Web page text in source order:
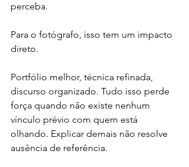
perceba.
Para o fotógrafo, isso tem um impacto
direto.
Portfólio melhor, técnica refinada,
discurso organizado. Tudo isso perde
força quando não existe nenhum
vínculo prévio com quem está
olhando. Explicar demais não resolve
ausência de referência.